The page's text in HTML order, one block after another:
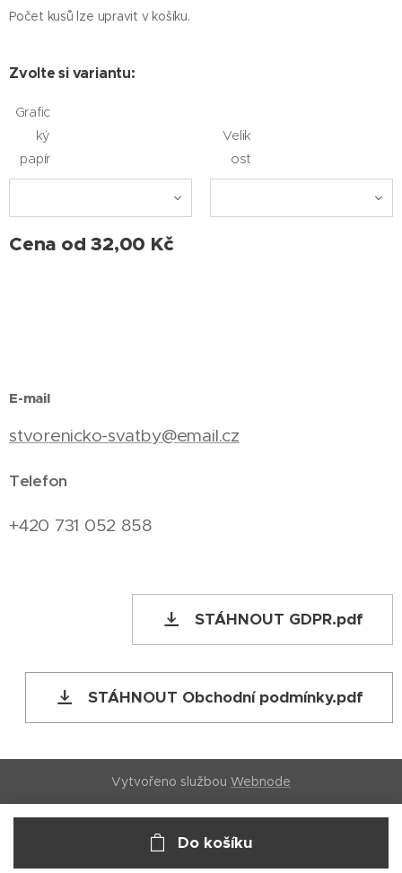
Počet kusů lze upravit v košíku.
Zvolte si variantu:
Grafic
ký
papír
Velik
ost
Cena od32,00 Kč
Do košíku
E-mail
stvorenicko-svatby@email.cz
Telefon
+420 731 052 858
STÁHNOUT GDPR.pdf
STÁHNOUT Obchodní podmínky.pdf
Vytvořeno službou Webnode